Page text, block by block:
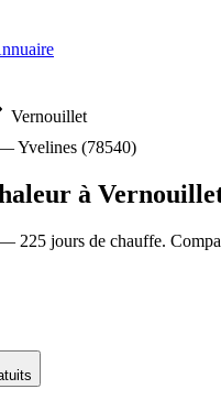
Vernouillet
Yvelines (78540)
à
225 jours de chauffe.